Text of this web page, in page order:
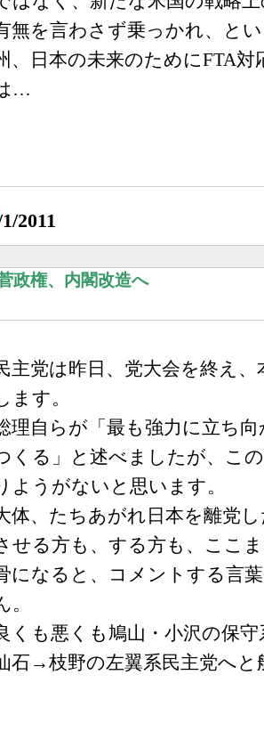
無を言わさず乗っかれ、と
、日本の未来のためにFTA対
…
2011
政権、内閣改造へ
主党は昨日、党大会を終え
ます。
理自らが「最も強力に立ち
くる」と述べましたが、こ
ようがないと思います。
体、たちあがれ日本を離党
せる方も、する方も、ここ
になると、コメントする言
。
くも悪くも鳩山・小沢の保
石→枝野の左翼系民主党へ